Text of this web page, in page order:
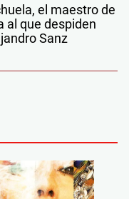
el maestro de
al que despiden
Sanz